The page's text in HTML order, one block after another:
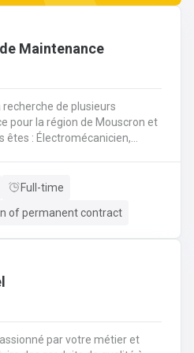
Maintenance
de plusieurs
pour la région de Mouscron et
d'avantages à la clé, nous
offrons la possibilité de
Full-time
of permanent contract
par votre métier et